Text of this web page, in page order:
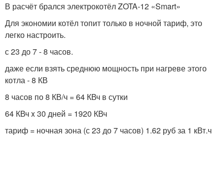
В расчёт брался электрокотёл ZOTA-12 «Smart»
Для экономии котёл топит только в ночной тариф, это
легко настроить.
с 23 до 7 - 8 часов.
даже если взять среднюю мощность при нагреве этого
котла - 8 КВ
8 часов по 8 КВ/ч = 64 КВч в сутки
64 КВч x 30 дней = 1920 КВч
тариф = ночная зона (с 23 до 7 часов) 1.62 руб за 1 кВт.ч